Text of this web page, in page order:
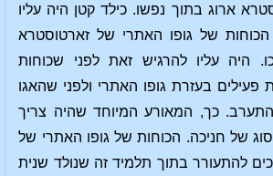
ארוג בתוך נפשו. כילד קטן היה עליו
של גופו האתרי של זארטוסטרא
היה עליו להרגיש זאת לפני שכוחות
פעילים בעזרת גופו האתרי ולפני שהאגו
כך, המאורע המיוחד שהיה צריך
של חניכה. הכוחות של גופו האתרי של
להתעורר בתוך תלמיד זה שנולד שנית